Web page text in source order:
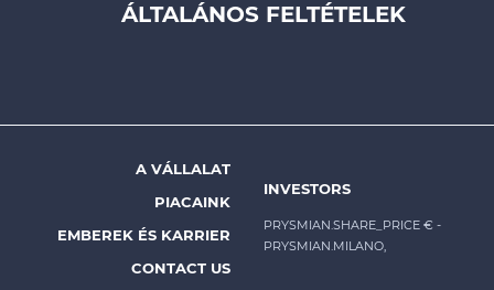
ÁLTALÁNOS FELTÉTELEK
Footer
menu
A VÁLLALAT
PIACAINK
EMBEREK ÉS KARRIER
CONTACT US
INVESTORS
PRYSMIAN.SHARE_PRICE € -
PRYSMIAN.MILANO,